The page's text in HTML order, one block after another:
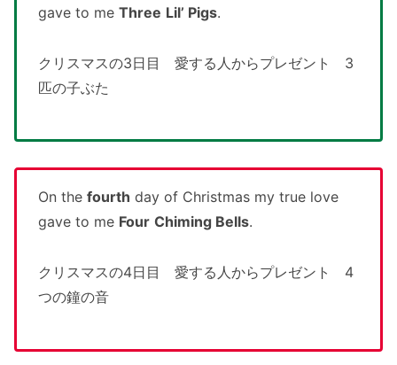
gave to me Three Lil’ Pigs.
クリスマスの3日目 愛する人からプレゼント 3
匹の子ぶた
On the fourth day of Christmas my true love
gave to me Four Chiming Bells.
クリスマスの4日目 愛する人からプレゼント 4
つの鐘の音